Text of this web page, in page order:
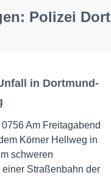
Polizei
in Dortmund-
0756 Am Freitagabend
Körner Hellweg in
schweren
Straßenbahn der